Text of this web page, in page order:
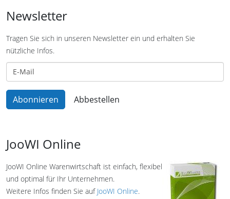
Newsletter
Tragen Sie sich in unseren Newsletter ein und erhalten Sie
nützliche Infos.
JooWI Online
JooWI Online Warenwirtschaft ist einfach, flexibel
und optimal für Ihr Unternehmen.
Weitere Infos finden Sie auf JooWI Online.